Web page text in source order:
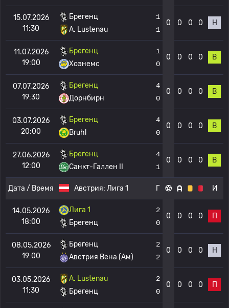
15.07.2026
11:30
Брегенц
A. Lustenau
1
1
0 0 0 0 Н
11.07.2026
19:00
Брегенц
Хоэнемс
1
0
0 0 0 0 В
07.07.2026
19:30
Брегенц
Дорнбирн
4
0
0 0 0 0 В
03.07.2026
20:00
Брегенц
Bruhl
4
0
0 0 0 0 В
27.06.2026
12:00
Брегенц
Санкт-Галлен II
4
1
0 0 0 0 В
Дата / Время Австрия: Лига 1 Г И
14.05.2026
18:00
Лига 1
Брегенц
2
0
0 0 0 0 П
08.05.2026
19:00
Брегенц
Австрия Вена (Ам)
2
2
0 0 0 0 Н
03.05.2026
11:30
A. Lustenau
Брегенц
2
0
0 0 0 0 П